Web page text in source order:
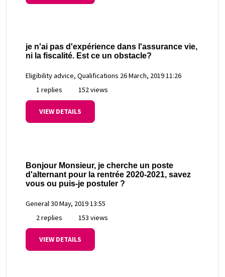
je n'ai pas d'expérience dans l'assurance vie,
ni la fiscalité. Est ce un obstacle?
Eligibility advice, Qualifications 26 March, 2019 11:26
1 replies
152 views
VIEW DETAILS
Bonjour Monsieur, je cherche un poste
d'alternant pour la rentrée 2020-2021, savez
vous ou puis-je postuler ?
General30 May, 2019 13:55
2 replies
153 views
VIEW DETAILS